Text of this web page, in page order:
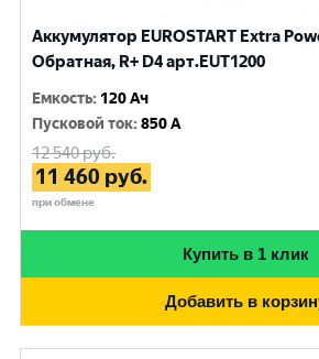
Аккумулятор EUROSTART Extra
Обратная, R+ D4 арт.EUT1200
Емкость: 120 Ач
Пусковой ток:850 A
12 540руб.
11 460 руб.
при обмене
Купить в 1 клик
Добавить в